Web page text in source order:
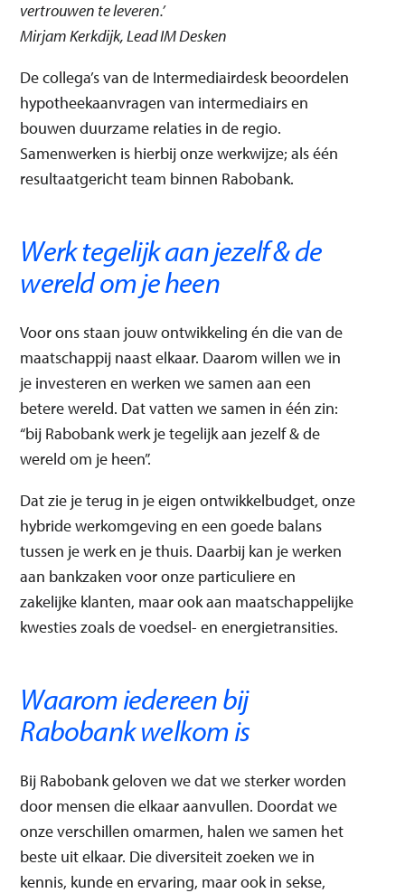
vertrouwen te leveren.’
Mirjam Kerkdijk, Lead IM Desken
De collega’s van de Intermediairdesk beoordelen
hypotheekaanvragen van intermediairs en
bouwen duurzame relaties in de regio.
Samenwerken is hierbij onze werkwijze; als één
resultaatgericht team binnen Rabobank.
Werk tegelijk aan jezelf & de
wereld om je heen
Voor ons staan jouw ontwikkeling én die van de
maatschappij naast elkaar. Daarom willen we in
je investeren en werken we samen aan een
betere wereld. Dat vatten we samen in één zin:
“bij Rabobank werk je tegelijk aan jezelf & de
wereld om je heen”.
Dat zie je terug in je eigen ontwikkelbudget, onze
hybride werkomgeving en een goede balans
tussen je werk en je thuis. Daarbij kan je werken
aan bankzaken voor onze particuliere en
zakelijke klanten, maar ook aan maatschappelijke
kwesties zoals de voedsel- en energietransities.
Waarom iedereen bij
Rabobank welkom is
Bij Rabobank geloven we dat we sterker worden
door mensen die elkaar aanvullen. Doordat we
onze verschillen omarmen, halen we samen het
beste uit elkaar. Die diversiteit zoeken we in
kennis, kunde en ervaring, maar ook in sekse,